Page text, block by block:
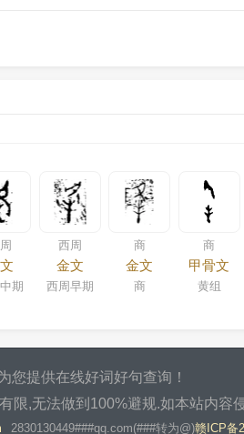
期
西周
金文
西周早期
商
金文
商
商
甲骨文
黄组
您提供在线好词好句查询！
,无法做到100%避规.如本站内容
2830130449###qq.com(###转为@)赣ICP备